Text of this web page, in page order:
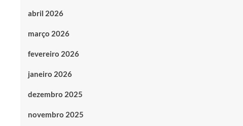
abril 2026
março 2026
fevereiro 2026
janeiro 2026
dezembro 2025
novembro 2025